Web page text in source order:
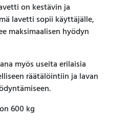
on kestävin ja
lavetti sopii käyttäjälle,
maksimaalisen hyödyn
myös useita erilaisia
räätälöintiin ja lavan
600 kg